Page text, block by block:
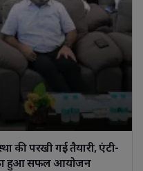
की परखी गई तैयारी, एंटी-
हुआ सफल आयोजन